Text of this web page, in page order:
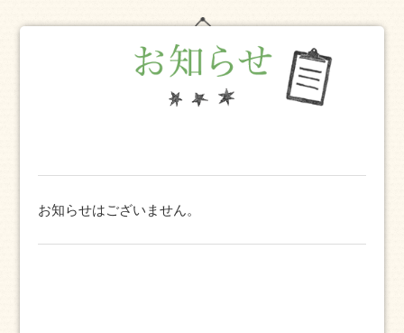
お知らせはございません。